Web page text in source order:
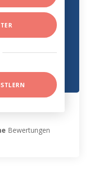
Bewertungen